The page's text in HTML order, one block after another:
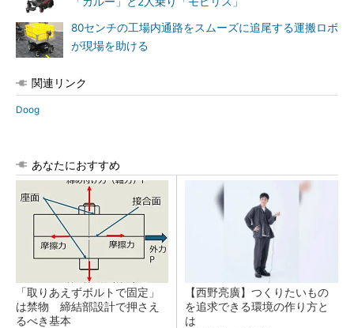
80センチの工場内通路をスムーズに追尾する運搬ロボ
が現場を助ける
関連リンク
Doog
あなたにおすすめ
「取りあえずボルトで固定」
は禁物 締結部設計で押さえ
るべき基本
【西野亮廣】つくりたいもの
を追求できる環境の作り方と
は